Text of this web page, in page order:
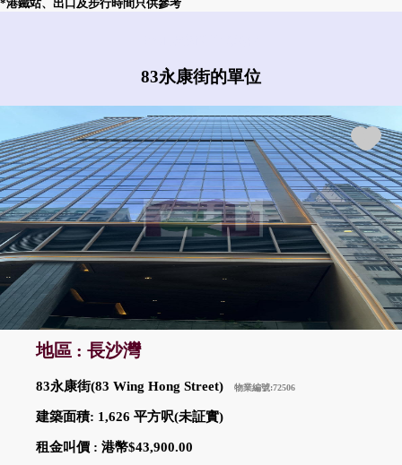
*港鐵站、出口及步行時間只供參考
83永康街的單位
地區 : 長沙灣
83永康街(83 Wing Hong Street) 物業編號:72506
建築面積: 1,626 平方呎(未証實)
租金叫價 : 港幣$43,900.00